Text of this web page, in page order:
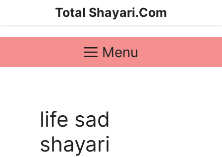
Total Shayari.Com
Menu
life sad
shayari